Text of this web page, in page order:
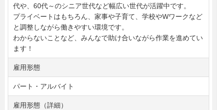
代や、60代～のシニア世代など幅広い世代が活躍中です。
プライベートはもちろん、家事や子育て、学校やWワークなど
と調整しながら働きやすい環境です。
わからないことなど、みんなで助け合いながら作業を進めてい
ます！
雇用形態
パート・アルバイト
雇用形態（詳細）